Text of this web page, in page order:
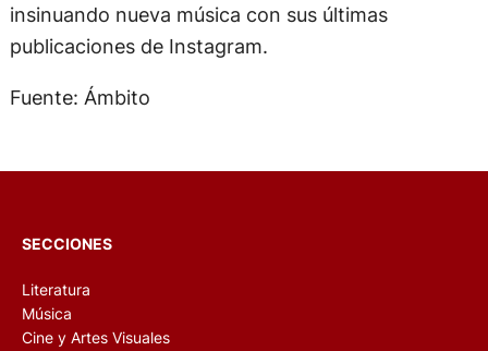
insinuando nueva música con sus últimas
publicaciones de Instagram.
Fuente: Ámbito
SECCIONES
Literatura
Música
Cine y Artes Visuales